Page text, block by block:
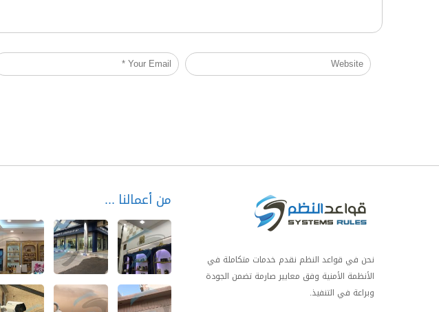
نحن في قواعد النظم نقدم خدمات متكاملة في
الأنظمة الأمنية وفق معايير صارمة تضمن الجودة
وبراعة في التنفيذ.
من أعمالنا